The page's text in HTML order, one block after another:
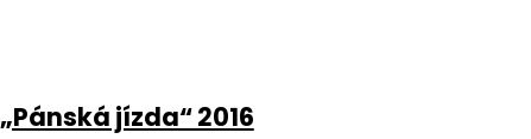
jízda“ 2016